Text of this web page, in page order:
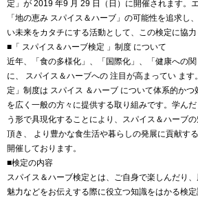
定」が 2019 年9 月 29 日（日）に開催されます。
「地の恵み スパイス＆ハーブ」の可能性を追求し
い未来をカタチにする活動として、この検定に協力
■「 スパイス＆ハーブ検定 」制度 について
近年、「食の多様化」、「国際化」、「健康への
に、 スパイス＆ハーブへの 注目が高まってい ま
定」制度は スパイス ＆ハーブ について体系的か
を広く一般の方々に提供する取り組みです。学ん
う形で具現化することにより、スパイス＆ハーブ
頂き、 より豊かな食生活や暮らしの発展に貢献す
開催しております。
■検定の内容
スパイス＆ハーブ検定とは、ご自身で楽しんだり
魅力などをお伝えする際に役立つ知識をはかる検